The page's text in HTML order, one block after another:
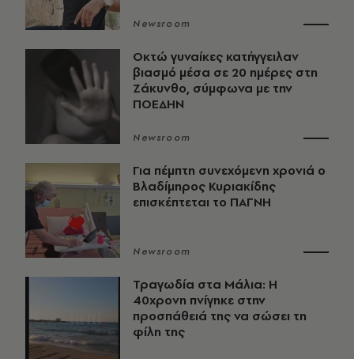
Newsroom
Οκτώ γυναίκες κατήγγειλαν
βιασμό μέσα σε 20 ημέρες στη
Ζάκυνθο, σύμφωνα με την
ΠΟΕΔΗΝ
Newsroom
Για πέμπτη συνεχόμενη χρονιά ο
Βλαδίμηρος Κυριακίδης
επισκέπτεται το ΠΑΓΝΗ
Newsroom
Τραγωδία στα Μάλια: Η
40χρονη πνίγηκε στην
προσπάθειά της να σώσει τη
φίλη της